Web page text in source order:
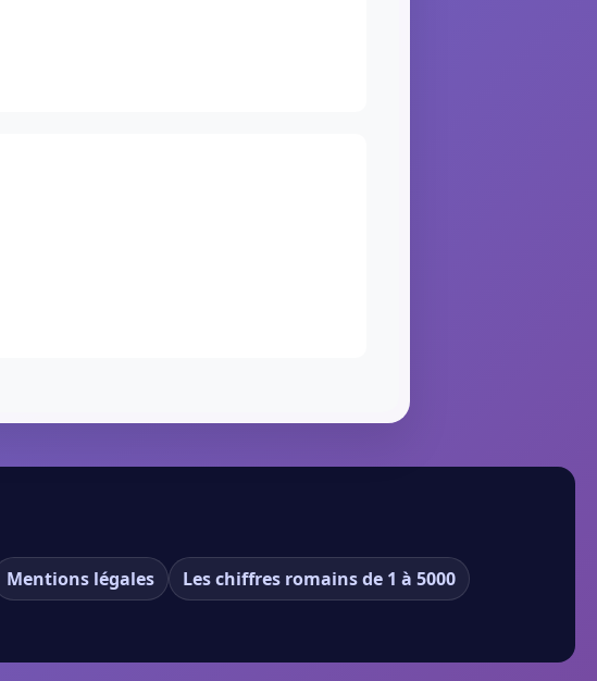
Mentions légales Les chiffres romains de 1 à 5000